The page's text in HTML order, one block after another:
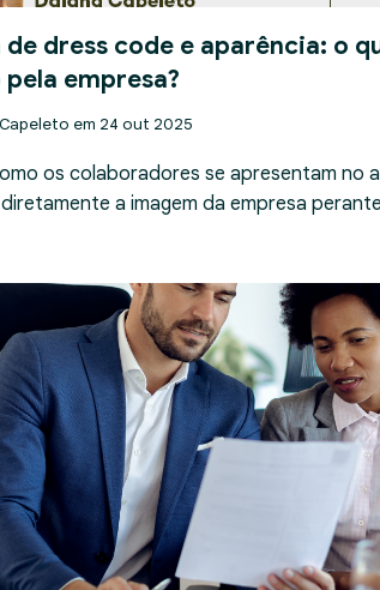
dress code e aparência: o
empresa?
em 24 out 2025
os colaboradores se apresentam no
a imagem da empresa